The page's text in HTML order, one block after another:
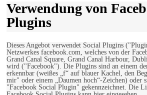
Verwendung von
Plugins
Dieses Angebot verwendet Social Plugins
Netzwerkes facebook.com, welches von der
Grand Canal Square, Grand Canal Harbour,
wird ("Facebook"). Die Plugins sind an einem
erkennbar (weißes „f“ auf blauer Kachel, den
mir" oder einem „Daumen hoch“-Zeichen) oder
"Facebook Social Plugin" gekennzeichnet. Die